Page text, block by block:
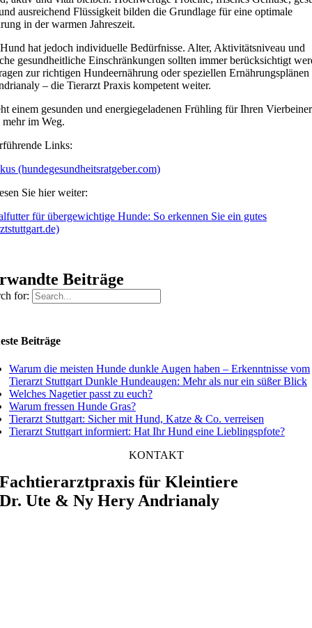
ausreichend Flüssigkeit bilden die Grundlage für eine optimale
in der warmen Jahreszeit.
hat jedoch individuelle Bedürfnisse. Alter, Aktivitätsniveau und
gesundheitliche Einschränkungen sollten immer berücksichtigt
zur richtigen Hundeernährung oder speziellen
– die Tierarzt Praxis kompetent weiter.
einem gesunden und energiegeladenen Frühling für Ihren Vierbeiner
mehr im Weg.
Links:
(hundegesundheitsratgeber.com)
Sie hier weiter:
für übergewichtige Hunde: So erkennen Sie ein gutes
Beiträge
for:
Beiträge
Warum die meisten Hunde dunkle Augen haben – Erkenntnisse vom
Tierarzt Stuttgart Dunkle Hundeaugen: Mehr als nur ein süßer Blick
Welches Nagetier passt zu euch?
Warum fressen Hunde Gras?
Tierarzt Stuttgart: Sicher mit Hund, Katze & Co. verreisen
Tierarzt Stuttgart informiert: Hat Ihr Hund eine Lieblingspfote?
KONTAKT
Fachtierarztpraxis für Kleintiere
Dr. Ute & Ny Hery Andrianaly